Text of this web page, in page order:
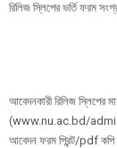
রিলিজ স্লিপের ভর্তি ফরম
আবেদনকারী রিলিজ স্লিপের
(www.nu.ac.bd/
আবেদন ফরম প্রিন্ট/pdf কপি